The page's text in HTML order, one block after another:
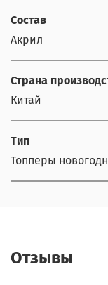
Состав
Акрил
Страна
Китай
Тип
Топперы
Отзывы